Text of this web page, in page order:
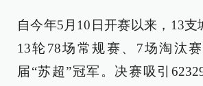
自今年5月10日开赛以来，13支
13轮78场常规赛、7场淘汰
届“苏超”冠军。决赛吸引